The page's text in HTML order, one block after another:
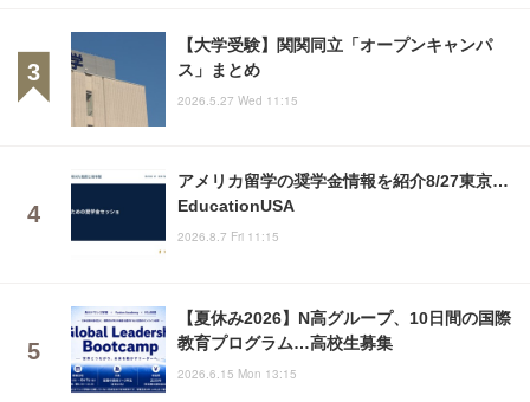
【大学受験】関関同立「オープンキャンパ
ス」まとめ
2026.5.27 Wed 11:15
アメリカ留学の奨学金情報を紹介8/27東京…
EducationUSA
2026.8.7 Fri 11:15
【夏休み2026】N高グループ、10日間の国際
教育プログラム…高校生募集
2026.6.15 Mon 13:15